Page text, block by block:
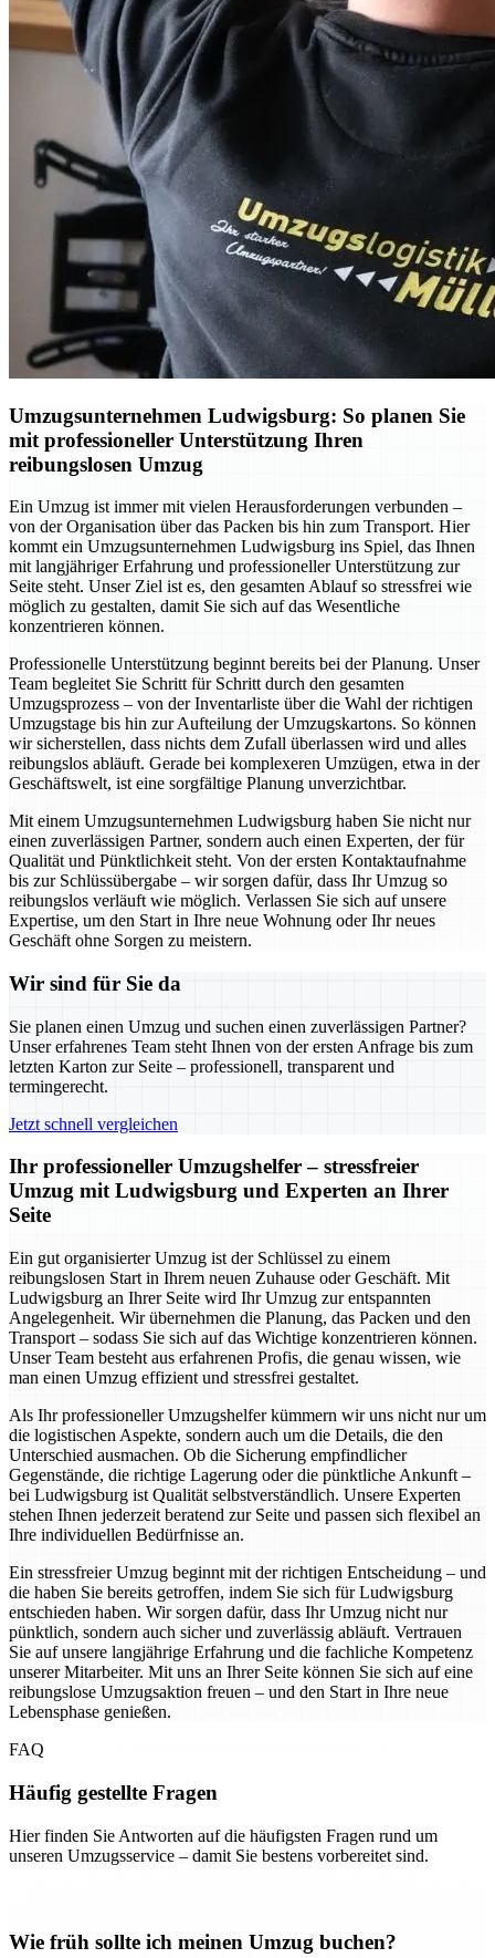
Umzugsunternehmen Ludwigsburg: So planen Sie
mit professioneller Unterstützung Ihren
reibungslosen Umzug
Ein Umzug ist immer mit vielen Herausforderungen verbunden –
von der Organisation über das Packen bis hin zum Transport. Hier
kommt ein Umzugsunternehmen Ludwigsburg ins Spiel, das Ihnen
mit langjähriger Erfahrung und professioneller Unterstützung zur
Seite steht. Unser Ziel ist es, den gesamten Ablauf so stressfrei wie
möglich zu gestalten, damit Sie sich auf das Wesentliche
konzentrieren können.
Professionelle Unterstützung beginnt bereits bei der Planung. Unser
Team begleitet Sie Schritt für Schritt durch den gesamten
Umzugsprozess – von der Inventarliste über die Wahl der richtigen
Umzugstage bis hin zur Aufteilung der Umzugskartons. So können
wir sicherstellen, dass nichts dem Zufall überlassen wird und alles
reibungslos abläuft. Gerade bei komplexeren Umzügen, etwa in der
Geschäftswelt, ist eine sorgfältige Planung unverzichtbar.
Mit einem Umzugsunternehmen Ludwigsburg haben Sie nicht nur
einen zuverlässigen Partner, sondern auch einen Experten, der für
Qualität und Pünktlichkeit steht. Von der ersten Kontaktaufnahme
bis zur Schlüssübergabe – wir sorgen dafür, dass Ihr Umzug so
reibungslos verläuft wie möglich. Verlassen Sie sich auf unsere
Expertise, um den Start in Ihre neue Wohnung oder Ihr neues
Geschäft ohne Sorgen zu meistern.
Wir sind für Sie da
Sie planen einen Umzug und suchen einen zuverlässigen Partner?
Unser erfahrenes Team steht Ihnen von der ersten Anfrage bis zum
letzten Karton zur Seite – professionell, transparent und
termingerecht.
Jetzt schnell vergleichen
Ihr professioneller Umzugshelfer – stressfreier
Umzug mit Ludwigsburg und Experten an Ihrer
Seite
Ein gut organisierter Umzug ist der Schlüssel zu einem
reibungslosen Start in Ihrem neuen Zuhause oder Geschäft. Mit
Ludwigsburg an Ihrer Seite wird Ihr Umzug zur entspannten
Angelegenheit. Wir übernehmen die Planung, das Packen und den
Transport – sodass Sie sich auf das Wichtige konzentrieren können.
Unser Team besteht aus erfahrenen Profis, die genau wissen, wie
man einen Umzug effizient und stressfrei gestaltet.
Als Ihr professioneller Umzugshelfer kümmern wir uns nicht nur um
die logistischen Aspekte, sondern auch um die Details, die den
Unterschied ausmachen. Ob die Sicherung empfindlicher
Gegenstände, die richtige Lagerung oder die pünktliche Ankunft –
bei Ludwigsburg ist Qualität selbstverständlich. Unsere Experten
stehen Ihnen jederzeit beratend zur Seite und passen sich flexibel an
Ihre individuellen Bedürfnisse an.
Ein stressfreier Umzug beginnt mit der richtigen Entscheidung – und
die haben Sie bereits getroffen, indem Sie sich für Ludwigsburg
entschieden haben. Wir sorgen dafür, dass Ihr Umzug nicht nur
pünktlich, sondern auch sicher und zuverlässig abläuft. Vertrauen
Sie auf unsere langjährige Erfahrung und die fachliche Kompetenz
unserer Mitarbeiter. Mit uns an Ihrer Seite können Sie sich auf eine
reibungslose Umzugsaktion freuen – und den Start in Ihre neue
Lebensphase genießen.
FAQ
Häufig gestellte Fragen
Hier finden Sie Antworten auf die häufigsten Fragen rund um
unseren Umzugsservice – damit Sie bestens vorbereitet sind.
Wie früh sollte ich meinen Umzug buchen?